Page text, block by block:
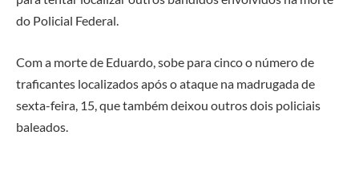
do Policial Federal.
Com a morte de Eduardo, sobe para cinco o número de
traficantes localizados após o ataque na madrugada de
sexta-feira, 15, que também deixou outros dois policiais
baleados.